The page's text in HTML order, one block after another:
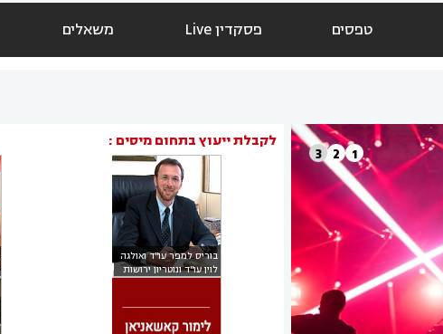
טפסים פסקדין Live משאלים
1
2
3
לקבלת ייעוץ בתחום מיסים :
בוריס למפר עו"ד ואולגה
לוין עו"ד ונוטריון ירושות